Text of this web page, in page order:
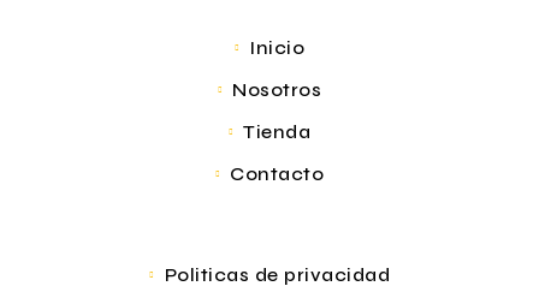
Inicio
Nosotros
Tienda
Contacto
Politicas de privacidad